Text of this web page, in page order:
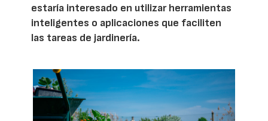
estaría interesado en utilizar herramientas
inteligentes o aplicaciones que faciliten
las tareas de jardinería.